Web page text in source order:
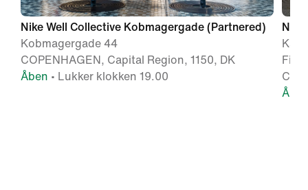
Nike Well Collective Kobmagergade (Partnered)
Kobmagergade 44
COPENHAGEN, Capital Region, 1150, DK
Åben • Lukker klokken 19.00